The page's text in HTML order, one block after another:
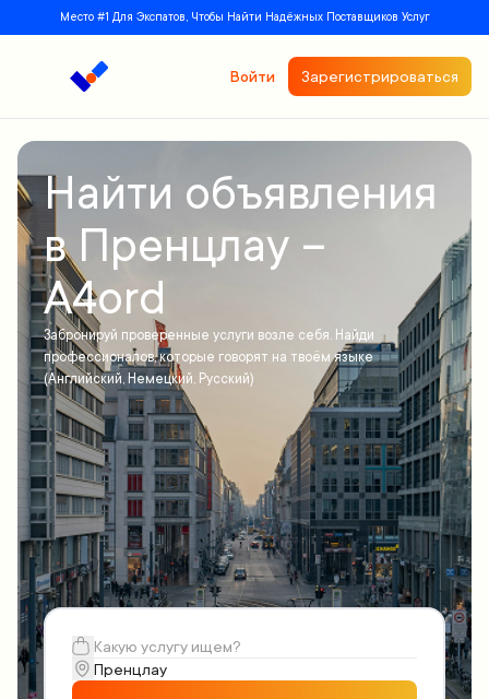
Место #1 Для Экспатов, Чтобы Найти Надёжных Поставщиков Услуг
Войти Зарегистрироваться
Найти объявления
в Пренцлау –
A4ord
Забронируй проверенные услуги возле себя. Найди
профессионалов, которые говорят на твоём языке
(Английский, Немецкий, Русский)